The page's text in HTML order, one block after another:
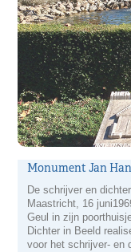
Monument Jan
De schrijver en
Maastricht, 16
Geul in zijn
Dichter in Beeld
voor het schrijver- en